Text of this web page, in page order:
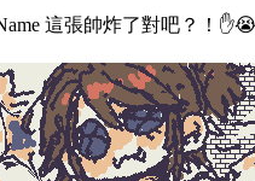
這張帥炸了對吧？！